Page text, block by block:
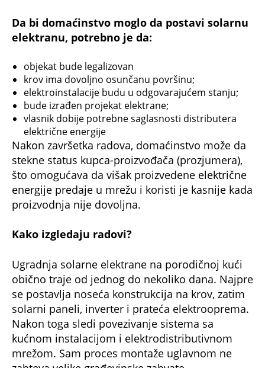
elektranu, potrebno je da:
krov ima dovoljno osunčanu površinu;
elektroinstalacije budu u odgovarajućem stanju;
bude izrađen projekat elektrane;
vlasnik dobije potrebne saglasnosti distributera
električne energije
Nakon završetka radova, domaćinstvo može da
stekne status kupca-proizvođača (prozjumera),
što omogućava da višak proizvedene električne
energije predaje u mrežu i koristi je kasnije kada
proizvodnja nije dovoljna.
obično traje od jednog do nekoliko dana. Najpre
se postavlja noseća konstrukcija na krov, zatim
solarni paneli, inverter i prateća elektrooprema.
Nakon toga sledi povezivanje sistema sa
kućnom instalacijom i elektrodistributivnom
mrežom. Sam proces montaže uglavnom ne
zahteva velike građevinske zahvate.